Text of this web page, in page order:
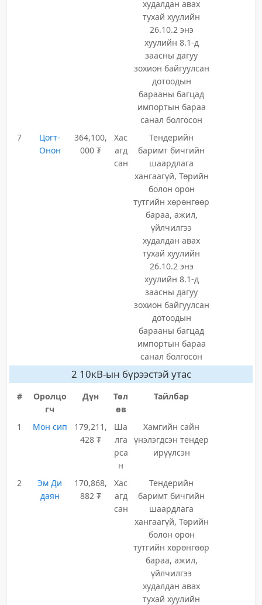
худалдан авах
тухай хуулийн
26.10.2 энэ
хуулийн 8.1-д
заасны дагуу
зохион байгуулсан
дотоодын
барааны багцад
импортын бараа
санал болгосон
7
Цогт-
Онон
364,100,
000 ₮
Хас
агд
сан
Тендерийн
баримт бичгийн
шаардлага
хангаагүй, Төрийн
болон орон
тутгийн хөрөнгөөр
бараа, ажил,
үйлчилгээ
худалдан авах
тухай хуулийн
26.10.2 энэ
хуулийн 8.1-д
заасны дагуу
зохион байгуулсан
дотоодын
барааны багцад
импортын бараа
санал болгосон
2 10кВ-ын бүрээстэй утас
#
Оролцо
гч
Дүн
Төл
өв
Тайлбар
1 Мон сип
179,211,
428 ₮
Ша
лга
рса
н
Хамгийн сайн
үнэлэгдсэн тендер
ирүүлсэн
2
Эм Ди
даян
170,868,
882 ₮
Хас
агд
сан
Тендерийн
баримт бичгийн
шаардлага
хангаагүй, Төрийн
болон орон
тутгийн хөрөнгөөр
бараа, ажил,
үйлчилгээ
худалдан авах
тухай хуулийн